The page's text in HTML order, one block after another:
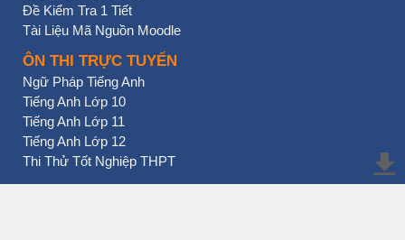
Đề Kiểm Tra 1 Tiết
Tài Liệu Mã Nguồn Moodle
ÔN THI TRỰC TUYẾN
Ngữ Pháp Tiếng Anh
Tiếng Anh Lớp 10
Tiếng Anh Lớp 11
Tiếng Anh Lớp 12
Thi Thử Tốt Nghiệp THPT